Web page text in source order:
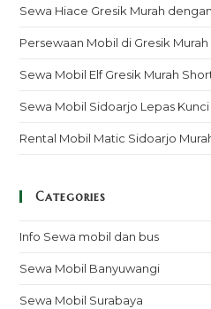
Sewa Hiace Gresik Murah
Persewaan Mobil di Gresik
Sewa Mobil Elf Gresik Murah
Sewa Mobil Sidoarjo Lepas Kunci
Rental Mobil Matic Sidoarjo
Categories
Info Sewa mobil dan bus
Sewa Mobil Banyuwangi
Sewa Mobil Surabaya